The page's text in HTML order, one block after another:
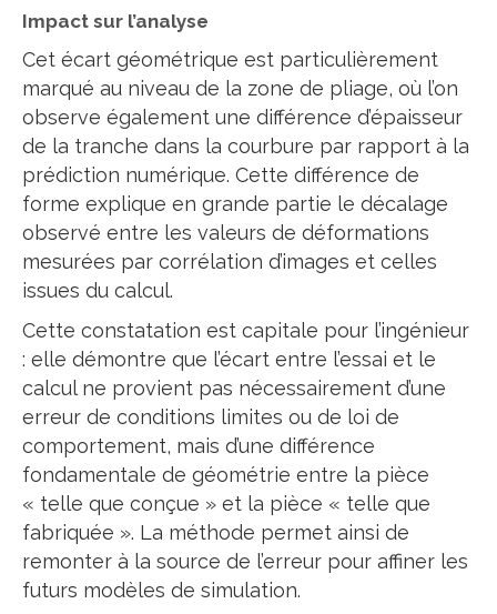
Impact sur l’analyse
Cet écart géométrique est particulièrement
marqué au niveau de la zone de pliage, où l’on
observe également une différence d’épaisseur
de la tranche dans la courbure par rapport à la
prédiction numérique. Cette différence de
forme explique en grande partie le décalage
observé entre les valeurs de déformations
mesurées par corrélation d’images et celles
issues du calcul.
Cette constatation est capitale pour l’ingénieur
: elle démontre que l’écart entre l’essai et le
calcul ne provient pas nécessairement d’une
erreur de conditions limites ou de loi de
comportement, mais d’une différence
fondamentale de géométrie entre la pièce
« telle que conçue » et la pièce « telle que
fabriquée ». La méthode permet ainsi de
remonter à la source de l’erreur pour affiner les
futurs modèles de simulation.